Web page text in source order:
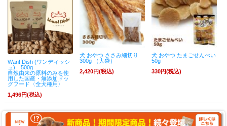
Wan! Dish (ワンディッシ
ュ) 500g
自然由来の原料のみを使
用した国産・無添加ドッ
グフード〈全犬種用〉
1,496円(税込)
犬 おやつ ささみ細切り
300g （大袋）
2,420円(税込)
犬 おやつ たまごせんべい
50g
330円(税込)